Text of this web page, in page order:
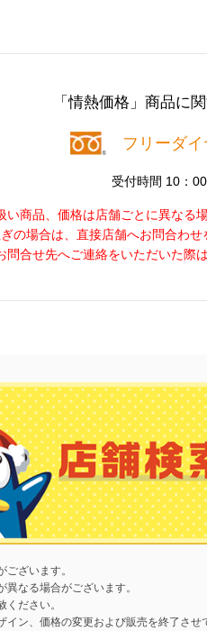
「情熱価格」商品に
フリーダ
受付時間 10：
い商品、価格は店舗ごとに異なる
の場合は、直接店舗へお問合わせ
問合せ先へご連絡をいただいた際
ざいます。
なる場合がございます。
ださい。
イン、価格の変更および販売を終了させ